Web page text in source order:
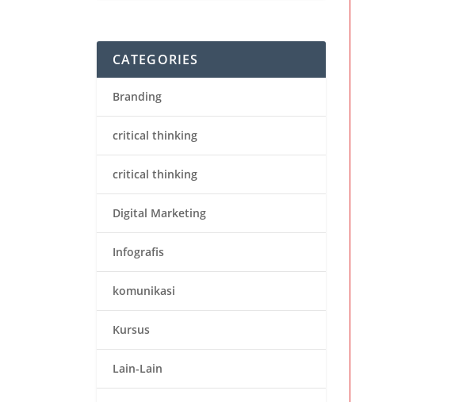
CATEGORIES
Branding
critical thinking
critical thinking
Digital Marketing
Infografis
komunikasi
Kursus
Lain-Lain